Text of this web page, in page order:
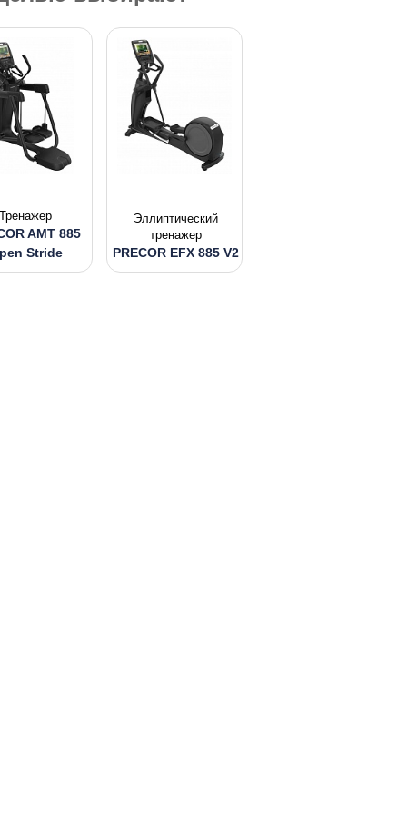
Тренажер
AMT 885
Stride
Эллиптический
тренажер
PRECOR EFX 885 V2